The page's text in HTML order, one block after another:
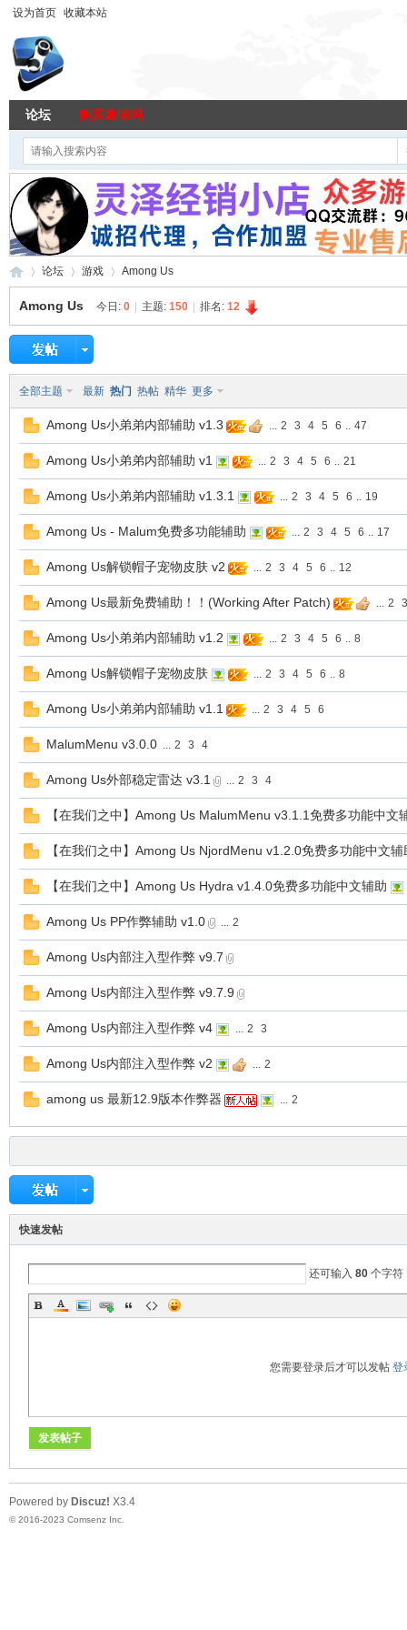
设为首页 收藏本站
论坛 购买邀请码
论坛 游戏 Among Us
Among Us 今日: 0 主题: 150 排名: 12
全部主题 最新 热门 热帖 精华 更多
Among Us小弟弟内部辅助 v1.3 ... 2 3 4 5 6 .. 47
Among Us小弟弟内部辅助 v1 ... 2 3 4 5 6 .. 21
Among Us小弟弟内部辅助 v1.3.1 ... 2 3 4 5 6 .. 19
Among Us - Malum免费多功能辅助 ... 2 3 4 5 6 .. 17
Among Us解锁帽子宠物皮肤 v2 ... 2 3 4 5 6 .. 12
Among Us最新免费辅助！！(Working After Patch) ... 2 3
Among Us小弟弟内部辅助 v1.2 ... 2 3 4 5 6 .. 8
Among Us解锁帽子宠物皮肤 ... 2 3 4 5 6 .. 8
Among Us小弟弟内部辅助 v1.1 ... 2 3 4 5 6
MalumMenu v3.0.0 ... 2 3 4
Among Us外部稳定雷达 v3.1 ... 2 3 4
【在我们之中】Among Us MalumMenu v3.1.1免费多功能中文
【在我们之中】Among Us NjordMenu v1.2.0免费多功能中文辅
【在我们之中】Among Us Hydra v1.4.0免费多功能中文辅助
Among Us PP作弊辅助 v1.0 ... 2
Among Us内部注入型作弊 v9.7
Among Us内部注入型作弊 v9.7.9
Among Us内部注入型作弊 v4 ... 2 3
Among Us内部注入型作弊 v2 ... 2
among us 最新12.9版本作弊器 ... 2
快速发帖
还可输入 80 个字符
您需要登录后才可以发帖 登
发表帖子
Powered by Discuz! X3.4
© 2016-2023 Comsenz Inc.